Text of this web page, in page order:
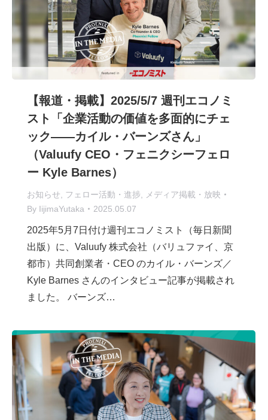
【報道・掲載】2025/5/7 週刊エコノミ
スト「企業活動の価値を多面的にチェ
ック――カイル・バーンズさん」
（Valuufy CEO・フェニクシーフェロ
ー Kyle Barnes）
お知らせ フェロー活動・進捗
メディア掲載・放映
By IijimaYutaka 2025.05.07
2025年5月7日付け週刊エコノミスト（毎日新聞
出版）に、Valuufy 株式会社（バリュファイ、京
都市）共同創業者・CEO のカイル・バーンズ／
Kyle Barnes さんのインタビュー記事が掲載され
ました。 バーンズ…